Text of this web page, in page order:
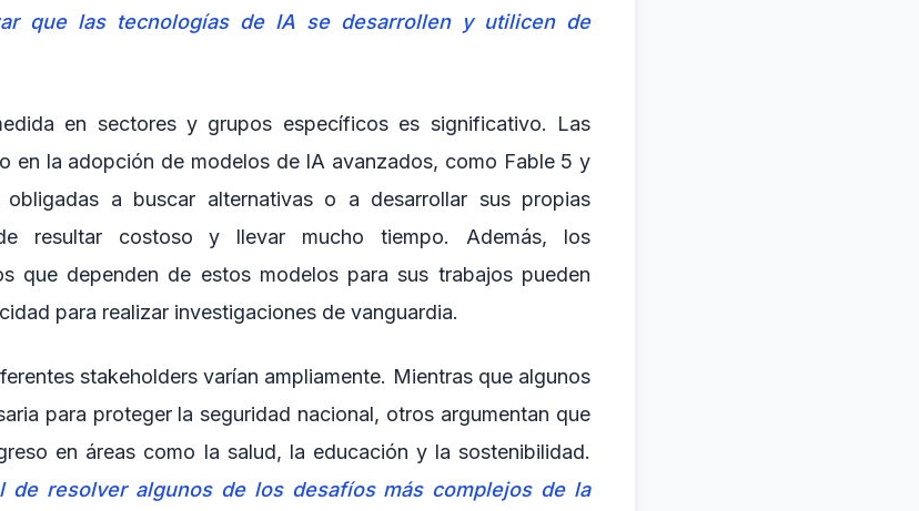
que las tecnologías de IA se desarrollen y utilicen de
en sectores y grupos específicos es significativo. Las
en la adopción de modelos de IA avanzados, como Fable 5 y
a buscar alternativas o a desarrollar sus propias
resultar costoso y llevar mucho tiempo. Además, los
que dependen de estos modelos para sus trabajos pueden
para realizar investigaciones de vanguardia.
stakeholders varían ampliamente. Mientras que algunos
para proteger la seguridad nacional, otros argumentan que
en áreas como la salud, la educación y la sostenibilidad.
de resolver algunos de los desafíos más complejos de la